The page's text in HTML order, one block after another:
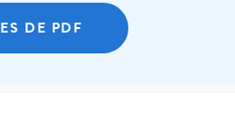
DE PDF